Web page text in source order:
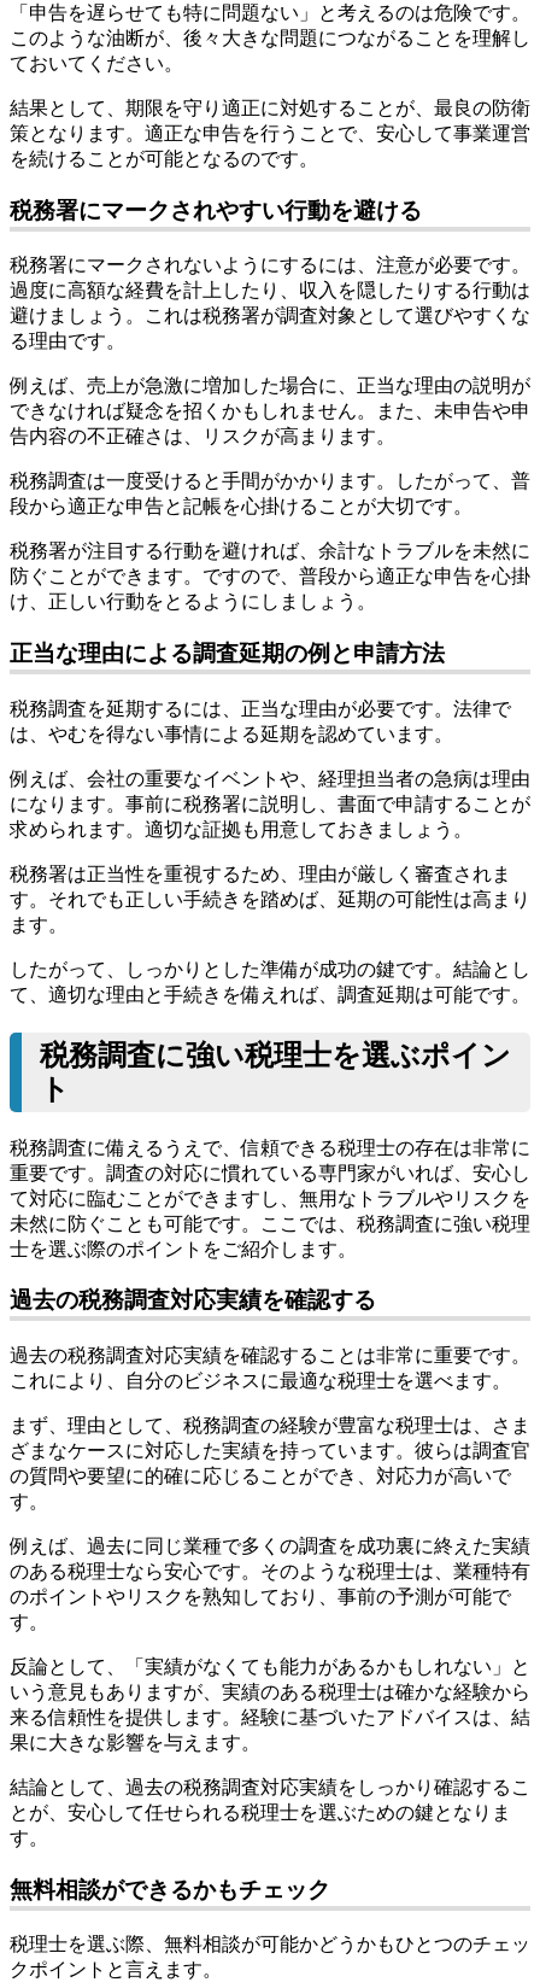
「申告を遅らせても特に問題ない」と考えるのは危険です。
このような油断が、後々大きな問題につながることを理解し
ておいてください。
結果として、期限を守り適正に対処することが、最良の防衛
策となります。適正な申告を行うことで、安心して事業運営
を続けることが可能となるのです。
税務署にマークされやすい行動を避ける
税務署にマークされないようにするには、注意が必要です。
過度に高額な経費を計上したり、収入を隠したりする行動は
避けましょう。これは税務署が調査対象として選びやすくな
る理由です。
例えば、売上が急激に増加した場合に、正当な理由の説明が
できなければ疑念を招くかもしれません。また、未申告や申
告内容の不正確さは、リスクが高まります。
税務調査は一度受けると手間がかかります。したがって、普
段から適正な申告と記帳を心掛けることが大切です。
税務署が注目する行動を避ければ、余計なトラブルを未然に
防ぐことができます。ですので、普段から適正な申告を心掛
け、正しい行動をとるようにしましょう。
正当な理由による調査延期の例と申請方法
税務調査を延期するには、正当な理由が必要です。法律で
は、やむを得ない事情による延期を認めています。
例えば、会社の重要なイベントや、経理担当者の急病は理由
になります。事前に税務署に説明し、書面で申請することが
求められます。適切な証拠も用意しておきましょう。
税務署は正当性を重視するため、理由が厳しく審査されま
す。それでも正しい手続きを踏めば、延期の可能性は高まり
ます。
したがって、しっかりとした準備が成功の鍵です。結論とし
て、適切な理由と手続きを備えれば、調査延期は可能です。
税務調査に強い税理士を選ぶポイン
ト
税務調査に備えるうえで、信頼できる税理士の存在は非常に
重要です。調査の対応に慣れている専門家がいれば、安心し
て対応に臨むことができますし、無用なトラブルやリスクを
未然に防ぐことも可能です。ここでは、税務調査に強い税理
士を選ぶ際のポイントをご紹介します。
過去の税務調査対応実績を確認する
過去の税務調査対応実績を確認することは非常に重要です。
これにより、自分のビジネスに最適な税理士を選べます。
まず、理由として、税務調査の経験が豊富な税理士は、さま
ざまなケースに対応した実績を持っています。彼らは調査官
の質問や要望に的確に応じることができ、対応力が高いで
す。
例えば、過去に同じ業種で多くの調査を成功裏に終えた実績
のある税理士なら安心です。そのような税理士は、業種特有
のポイントやリスクを熟知しており、事前の予測が可能で
す。
反論として、「実績がなくても能力があるかもしれない」と
いう意見もありますが、実績のある税理士は確かな経験から
来る信頼性を提供します。経験に基づいたアドバイスは、結
果に大きな影響を与えます。
結論として、過去の税務調査対応実績をしっかり確認するこ
とが、安心して任せられる税理士を選ぶための鍵となりま
す。
無料相談ができるかもチェック
税理士を選ぶ際、無料相談が可能かどうかもひとつのチェッ
クポイントと言えます。